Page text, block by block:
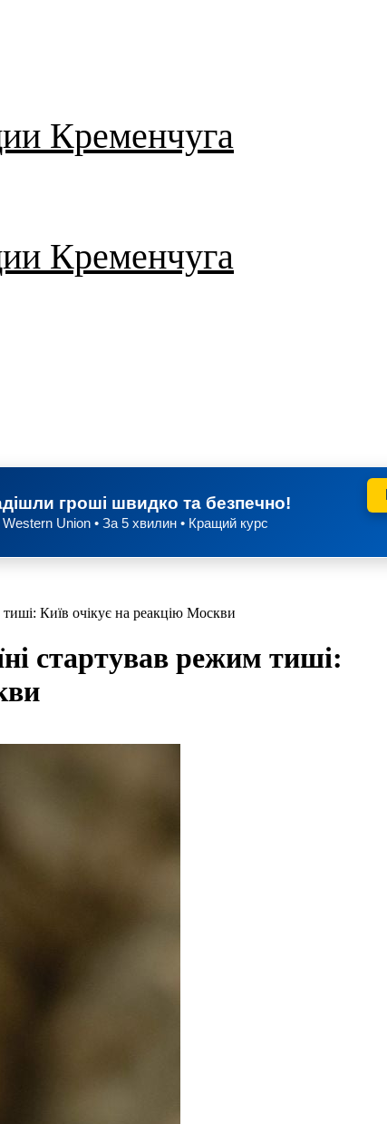
Кременчуга
Кременчуга
гроші швидко та безпечно!
Western Union • За 5 хвилин • Кращий курс
Київ очікує на реакцію Москви
стартував режим тиші: